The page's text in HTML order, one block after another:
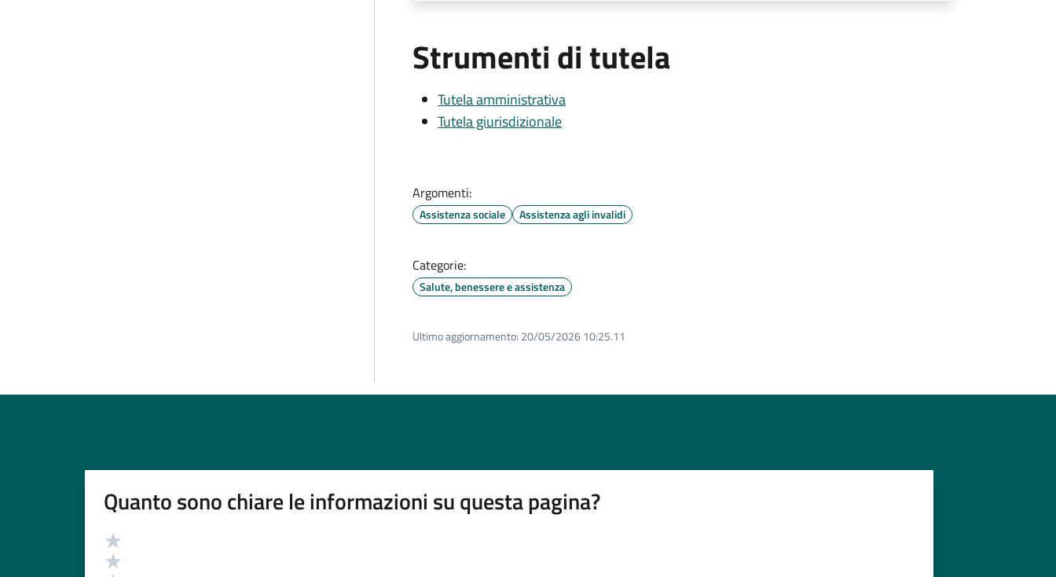
Strumenti di tutela
Tutela amministrativa
Tutela giurisdizionale
Argomenti:
Assistenza sociale Assistenza agli invalidi
Categorie:
Salute, benessere e assistenza
Ultimo aggiornamento: 20/05/2026 10:25.11
Quanto sono chiare le informazioni su questa pagina?
Valutazione